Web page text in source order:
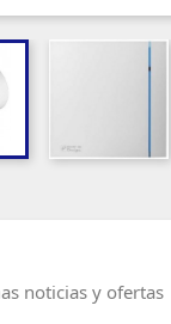
noticias y ofertas